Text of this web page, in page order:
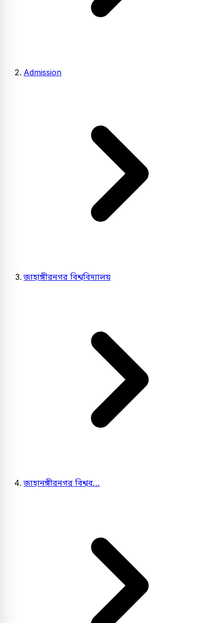
Admission
জাহাঙ্গীরনগর বিশ্ববিদ্যালয়
জাহানঙ্গীরনগর বিশ্বব…